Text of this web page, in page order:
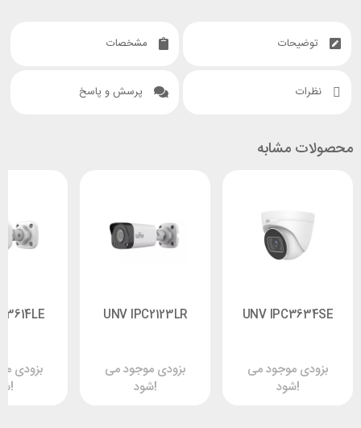
توضیحات مشخصات
نظرات پرسش و پاسخ
محصولات مشابه
UNV IPC3634SE
بزودی موجود می
شود!
UNV IPC2123LR
بزودی موجود می
شود!
بزودی
شود!